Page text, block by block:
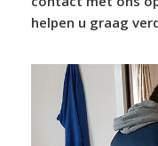
helpen u graag